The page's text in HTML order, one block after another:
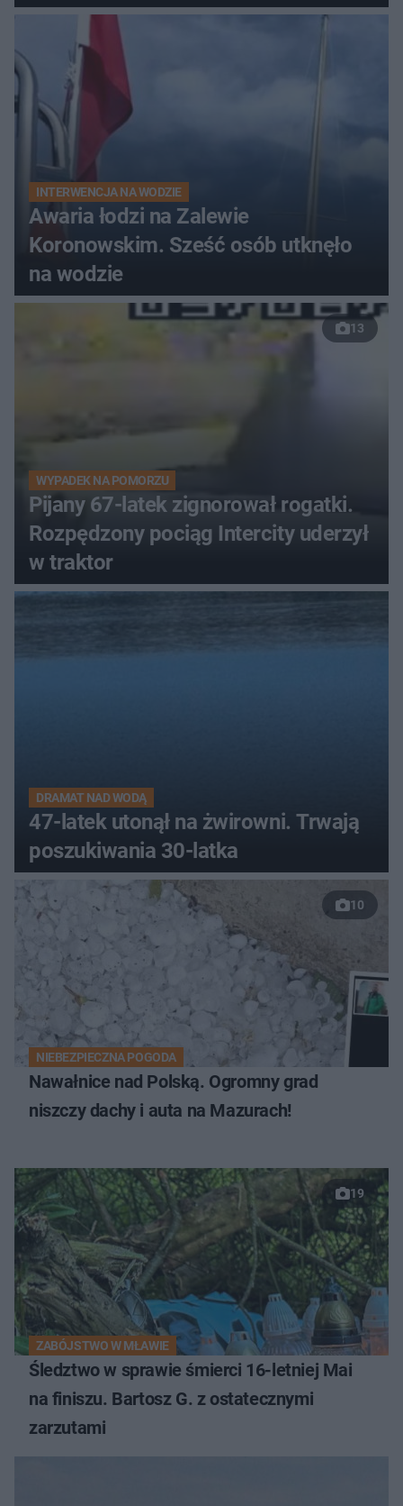
do szpitala
INTERWENCJA NA WODZIE
Awaria łodzi na Zalewie
Koronowskim. Sześć osób utknęło
na wodzie
13
WYPADEK NA POMORZU
Pijany 67-latek zignorował rogatki.
Rozpędzony pociąg Intercity uderzył
w traktor
DRAMAT NAD WODĄ
47-latek utonął na żwirowni. Trwają
poszukiwania 30-latka
10
NIEBEZPIECZNA POGODA
Nawałnice nad Polską. Ogromny grad
niszczy dachy i auta na Mazurach!
19
ZABÓJSTWO W MŁAWIE
Śledztwo w sprawie śmierci 16-letniej Mai
na finiszu. Bartosz G. z ostatecznymi
zarzutami